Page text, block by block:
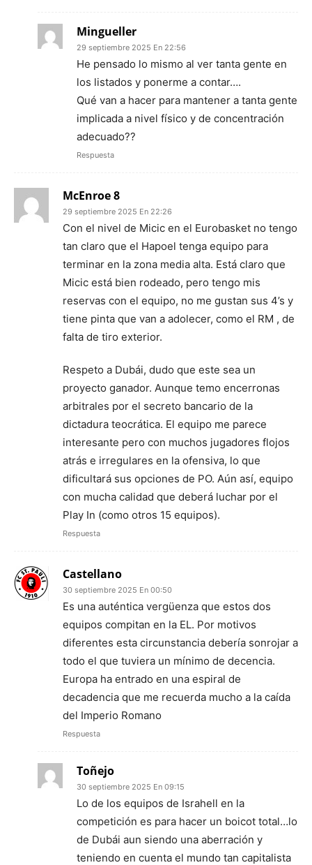
Mingueller
29 septiembre 2025 En 22:56
He pensado lo mismo al ver tanta gente en
los listados y ponerme a contar….
Qué van a hacer para mantener a tanta gente
implicada a nivel físico y de concentración
adecuado??
Respuesta
McEnroe 8
29 septiembre 2025 En 22:26
Con el nivel de Micic en el Eurobasket no tengo
tan claro que el Hapoel tenga equipo para
terminar en la zona media alta. Está claro que
Micic está bien rodeado, pero tengo mis
reservas con el equipo, no me gustan sus 4’s y
tiene pinta que van a adolecer, como el RM , de
falta de tiro exterior.
Respeto a Dubái, dudo que este sea un
proyecto ganador. Aunque temo encerronas
arbitrales por el secreto bancario de la
dictadura teocrática. El equipo me parece
interesante pero con muchos jugadores flojos
atrás e irregulares en la ofensiva, lo que
dificultará sus opciones de PO. Aún así, equipo
con mucha calidad que deberá luchar por el
Play In (como otros 15 equipos).
Respuesta
Castellano
30 septiembre 2025 En 00:50
Es una auténtica vergüenza que estos dos
equipos compitan en la EL. Por motivos
diferentes esta circunstancia debería sonrojar a
todo el que tuviera un mínimo de decencia.
Europa ha entrado en una espiral de
decadencia que me recuerda mucho a la caída
del Imperio Romano
Respuesta
Toñejo
30 septiembre 2025 En 09:15
Lo de los equipos de Israhell en la
competición es para hacer un boicot total…lo
de Dubái aun siendo una aberración y
teniendo en cuenta el mundo tan capitalista